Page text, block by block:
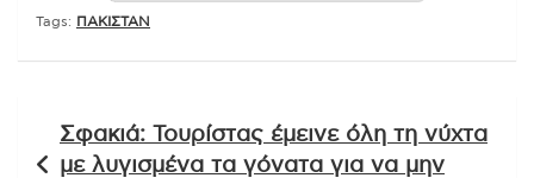
Tags: ΠΑΚΙΣΤΑΝ
άρθρων
Σφακιά: Τουρίστας έμεινε όλη τη νύχτα
με λυγισμένα τα γόνατα για να μην